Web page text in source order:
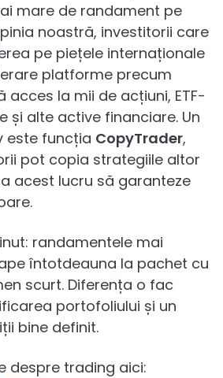
mare de randament pe
noastră, investitorii care
pe piețele internaționale
platforme precum
acces la mii de acțiuni, ETF-
și alte active financiare. Un
este funcția CopyTrader,
pot copia strategiile altor
acest lucru să garanteze
randamentele mai
întotdeauna la pachet cu
scurt. Diferența o fac
portofoliului și un
bine definit.
despre trading aici: